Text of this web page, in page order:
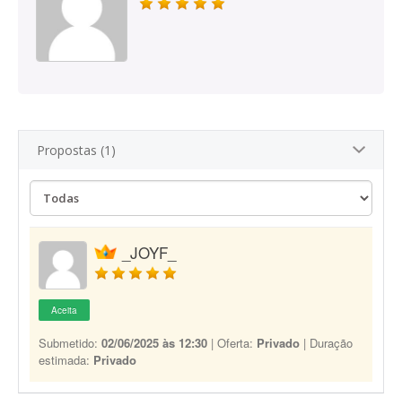
Propostas (1)
_JOYF_
Aceita
Submetido: 02/06/2025 às 12:30 | Oferta: Privado | Duração
estimada: Privado